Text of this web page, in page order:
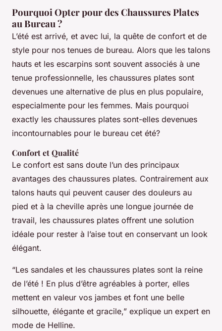
Pourquoi Opter pour des Chaussures Plates
au Bureau ?
L’été est arrivé, et avec lui, la quête de confort et de
style pour nos tenues de bureau. Alors que les talons
hauts et les escarpins sont souvent associés à une
tenue professionnelle, les chaussures plates sont
devenues une alternative de plus en plus populaire,
especialmente pour les femmes. Mais pourquoi
exactly les chaussures plates sont-elles devenues
incontournables pour le bureau cet été?
Confort et Qualité
Le confort est sans doute l’un des principaux
avantages des chaussures plates. Contrairement aux
talons hauts qui peuvent causer des douleurs au
pied et à la cheville après une longue journée de
travail, les chaussures plates offrent une solution
idéale pour rester à l’aise tout en conservant un look
élégant.
“Les sandales et les chaussures plates sont la reine
de l’été ! En plus d’être agréables à porter, elles
mettent en valeur vos jambes et font une belle
silhouette, élégante et gracile,” explique un expert en
mode de Helline.